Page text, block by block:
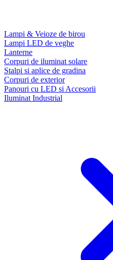
Lampi & Veioze de birou
Lampi LED de veghe
Lanterne
Corpuri de iluminat solare
Stalpi si aplice de gradina
Corpuri de exterior
Panouri cu LED si Accesorii
Iluminat Industrial